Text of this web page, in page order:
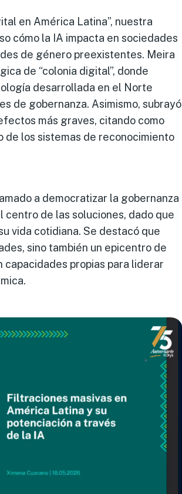
en América Latina”, nuestra
cómo la IA impacta en sociedades
de género preexistentes. Meira
de “colonia digital”, donde
desarrollada en el Norte
de gobernanza. Asimismo, subrayó
más graves, citando como
los sistemas de reconocimiento
a democratizar la gobernanza
de las soluciones, dado que
vida cotidiana. Se destacó que
sino también un epicentro de
propias para liderar